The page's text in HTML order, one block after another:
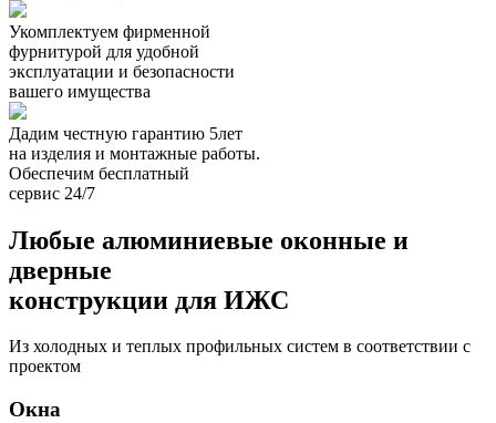
Укомплектуем фирменной
фурнитурой для удобной
эксплуатации и безопасности
вашего имущества
Дадим честную гарантию 5лет
на изделия и монтажные работы.
Обеспечим бесплатный
сервис 24/7
Любые алюминиевые оконные и
дверные
конструкции для ИЖС
Из холодных и теплых профильных систем в соответствии с
проектом
Окна